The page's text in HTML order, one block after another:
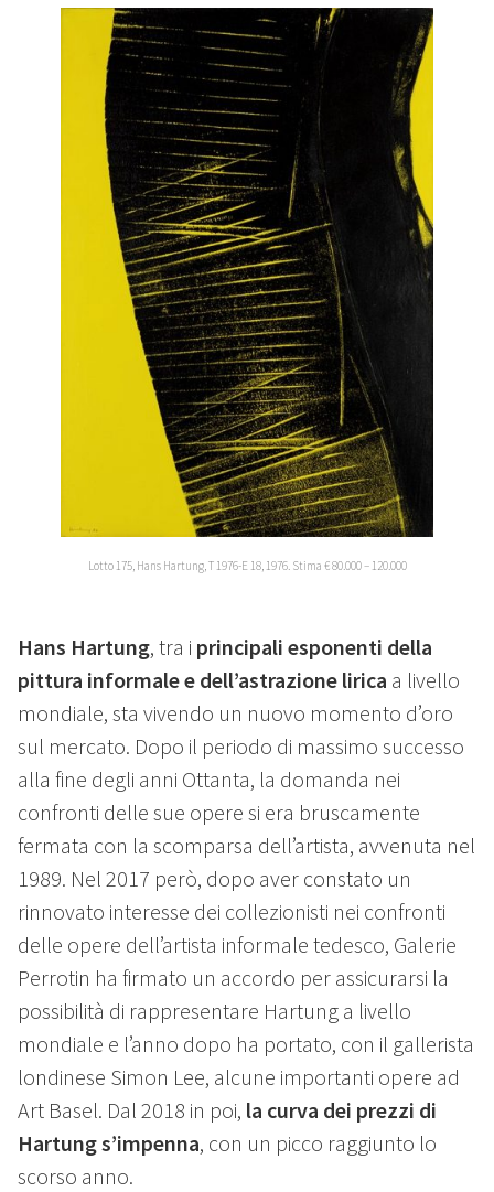
Lotto 175, Hans Hartung, T 1976-E 18, 1976. Stima € 80.000 – 120.000
Hans Hartung, tra i principali esponenti della
pittura informale e dell’astrazione lirica a livello
mondiale, sta vivendo un nuovo momento d’oro
sul mercato. Dopo il periodo di massimo successo
alla fine degli anni Ottanta, la domanda nei
confronti delle sue opere si era bruscamente
fermata con la scomparsa dell’artista, avvenuta nel
1989. Nel 2017 però, dopo aver constato un
rinnovato interesse dei collezionisti nei confronti
delle opere dell’artista informale tedesco, Galerie
Perrotin ha firmato un accordo per assicurarsi la
possibilità di rappresentare Hartung a livello
mondiale e l’anno dopo ha portato, con il gallerista
londinese Simon Lee, alcune importanti opere ad
Art Basel. Dal 2018 in poi, la curva dei prezzi di
Hartung s’impenna, con un picco raggiunto lo
scorso anno.